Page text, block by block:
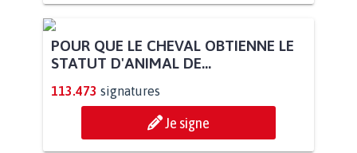
POUR QUE LE CHEVAL OBTIENNE LE
STATUT D'ANIMAL DE...
113.473 signatures
Je signe